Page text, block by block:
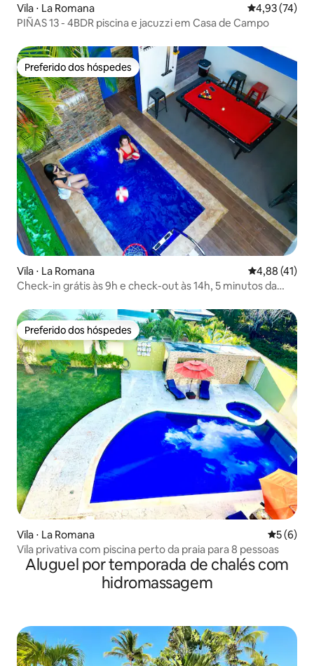
Vila ⋅ La Romana 4,93 de uma
4,93 (74)
PIÑAS 13 - 4BDR piscina e jacuzzi em Casa de Campo
Preferido dos hóspedes
Preferido dos hóspedes
Vila ⋅ La Romana 4,88 de uma
4,88 (41)
Check-in grátis às 9h e check-out às 14h, 5 minutos da
Preferido dos hóspedes
Preferido dos hóspedes
Vila ⋅ La Romana 5 de
5 (6)
Vila privativa com piscina perto da praia para 8 pessoas
Aluguel por temporada de chalés com
hidromassagem